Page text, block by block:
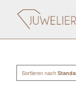
Sortieren nach